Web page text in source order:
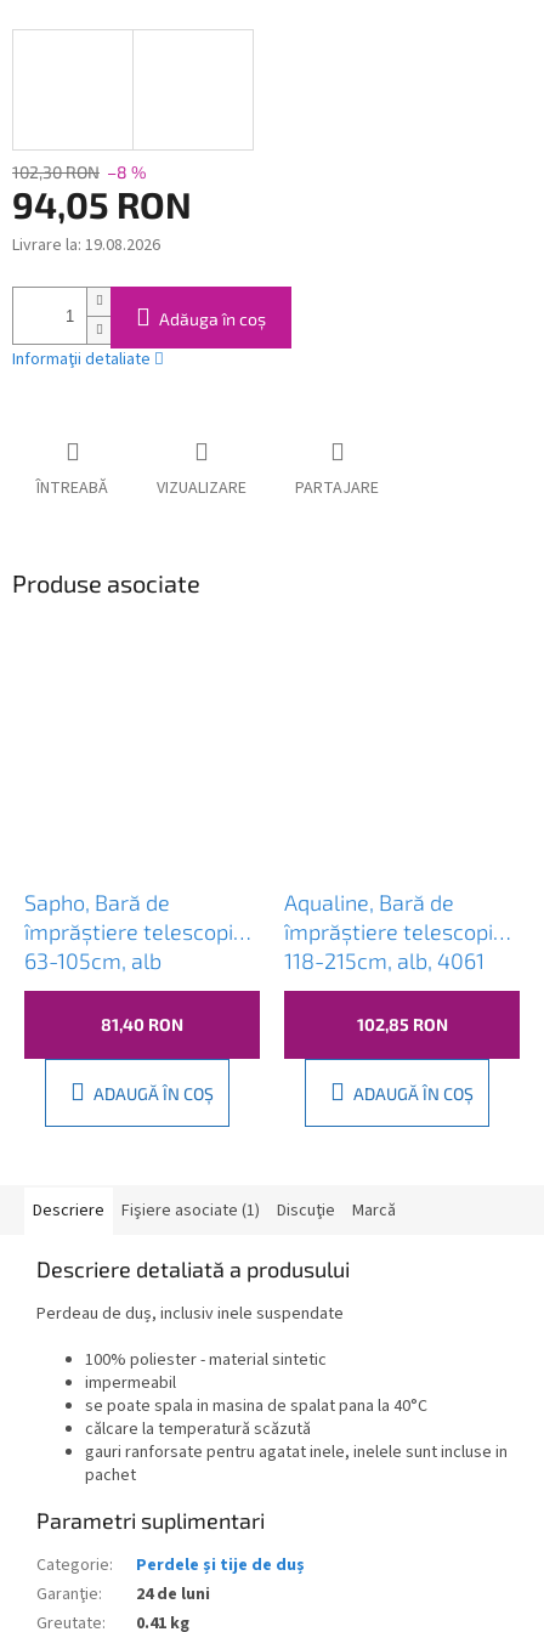
102,30 RON –8 %
94,05 RON
Evaluare
Livrare la: 19.08.2026
Adăuga în coş
Informaţii detaliate
ÎNTREABĂ VIZUALIZARE PARTAJARE
Produse asociate
Sapho, Bară de
împrăștiere telescopică
63-105cm, alb
81,40 RON
ADAUGĂ ÎN COŞ
Aqualine, Bară de
împrăștiere telescopică
118-215cm, alb, 4061
102,85 RON
ADAUGĂ ÎN COŞ
Descriere Fişiere asociate (1) Discuţie Marcă
Descriere detaliată a produsului
Perdeau de duș, inclusiv inele suspendate
100% poliester - material sintetic
impermeabil
se poate spala in masina de spalat pana la 40°C
călcare la temperatură scăzută
gauri ranforsate pentru agatat inele, inelele sunt incluse in
pachet
Parametri suplimentari
Categorie:
Perdele și tije de duș
Garanţie:
24 de luni
Greutate: 0.41 kg